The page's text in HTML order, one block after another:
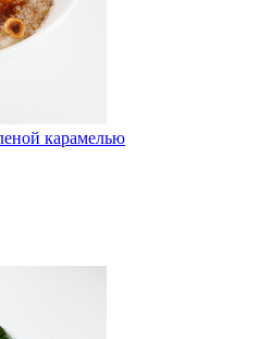
карамелью